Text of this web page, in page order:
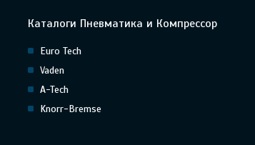
Каталоги Пневматика и Компрессор
Euro Tech
Vaden
A-Tech
Knorr-Bremse